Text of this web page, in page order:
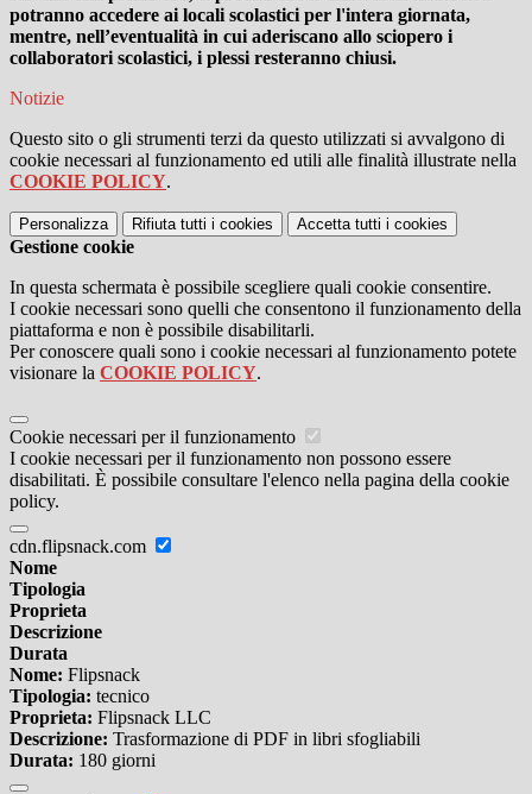
potranno accedere ai locali scolastici per l'intera giornata,
mentre, nell’eventualità in cui aderiscano allo sciopero i
collaboratori scolastici, i plessi resteranno chiusi.
Notizie
Questo sito o gli strumenti terzi da questo utilizzati si avvalgono di
cookie necessari al funzionamento ed utili alle finalità illustrate nella
COOKIE POLICY.
Personalizza Rifiuta tutti i cookies Accetta tutti i cookies
Gestione cookie
In questa schermata è possibile scegliere quali cookie consentire.
I cookie necessari sono quelli che consentono il funzionamento della
piattaforma e non è possibile disabilitarli.
Per conoscere quali sono i cookie necessari al funzionamento potete
visionare la COOKIE POLICY.
Cookie necessari per il funzionamento
I cookie necessari per il funzionamento non possono essere
disabilitati. È possibile consultare l'elenco nella pagina della cookie
policy.
cdn.flipsnack.com
Nome
Tipologia
Proprieta
Descrizione
Durata
Nome: Flipsnack
Tipologia: tecnico
Proprieta: Flipsnack LLC
Descrizione: Trasformazione di PDF in libri sfogliabili
Durata: 180 giorni